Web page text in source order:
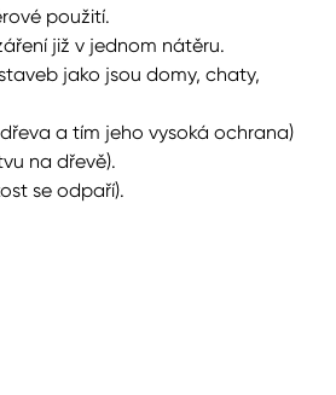
použití.
již v jednom nátěru.
jako jsou domy, chaty,
a tím jeho vysoká ochrana)
na dřevě).
se odpaří).